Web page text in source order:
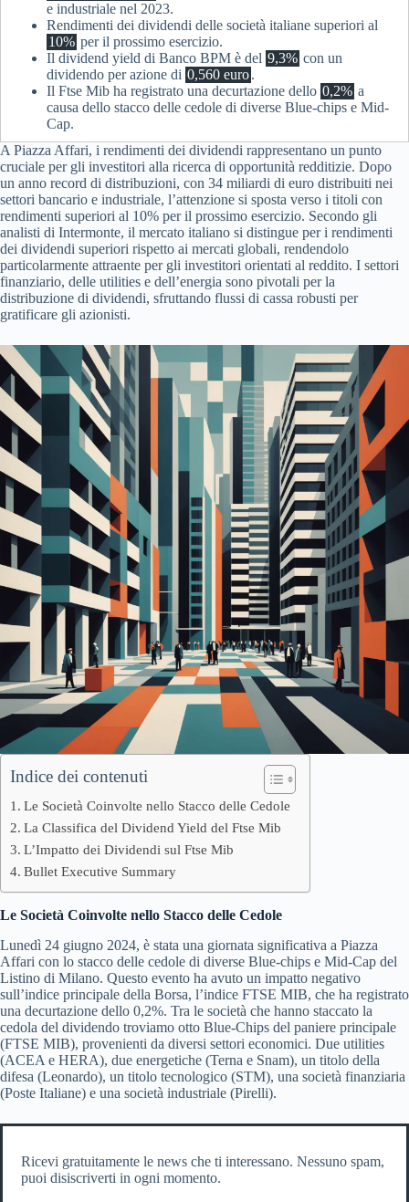
e industriale nel 2023.
Rendimenti dei dividendi delle società italiane superiori al
10% per il prossimo esercizio.
Il dividend yield di Banco BPM è del 9,3% con un
dividendo per azione di 0,560 euro.
Il Ftse Mib ha registrato una decurtazione dello 0,2% a
causa dello stacco delle cedole di diverse Blue-chips e Mid-
Cap.
A Piazza Affari, i rendimenti dei dividendi rappresentano un punto
cruciale per gli investitori alla ricerca di opportunità redditizie. Dopo
un anno record di distribuzioni, con 34 miliardi di euro distribuiti nei
settori bancario e industriale, l’attenzione si sposta verso i titoli con
rendimenti superiori al 10% per il prossimo esercizio. Secondo gli
analisti di Intermonte, il mercato italiano si distingue per i rendimenti
dei dividendi superiori rispetto ai mercati globali, rendendolo
particolarmente attraente per gli investitori orientati al reddito. I settori
finanziario, delle utilities e dell’energia sono pivotali per la
distribuzione di dividendi, sfruttando flussi di cassa robusti per
gratificare gli azionisti.
Indice dei contenuti
Le Società Coinvolte nello Stacco delle Cedole
La Classifica del Dividend Yield del Ftse Mib
L’Impatto dei Dividendi sul Ftse Mib
Bullet Executive Summary
Le Società Coinvolte nello Stacco delle Cedole
Lunedì 24 giugno 2024, è stata una giornata significativa a Piazza
Affari con lo stacco delle cedole di diverse Blue-chips e Mid-Cap del
Listino di Milano. Questo evento ha avuto un impatto negativo
sull’indice principale della Borsa, l’indice FTSE MIB, che ha registrato
una decurtazione dello 0,2%. Tra le società che hanno staccato la
cedola del dividendo troviamo otto Blue-Chips del paniere principale
(FTSE MIB), provenienti da diversi settori economici. Due utilities
(ACEA e HERA), due energetiche (Terna e Snam), un titolo della
difesa (Leonardo), un titolo tecnologico (STM), una società finanziaria
(Poste Italiane) e una società industriale (Pirelli).
Ricevi gratuitamente le news che ti interessano. Nessuno spam,
puoi disiscriverti in ogni momento.